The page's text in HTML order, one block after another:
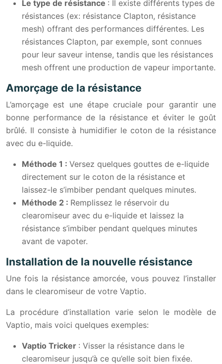
Le type de résistance : Il existe différents types de
résistances (ex: résistance Clapton, résistance
mesh) offrant des performances différentes. Les
résistances Clapton, par exemple, sont connues
pour leur saveur intense, tandis que les résistances
mesh offrent une production de vapeur importante.
Amorçage de la résistance
L’amorçage est une étape cruciale pour garantir une
bonne performance de la résistance et éviter le goût
brûlé. Il consiste à humidifier le coton de la résistance
avec du e-liquide.
Méthode 1 : Versez quelques gouttes de e-liquide
directement sur le coton de la résistance et
laissez-le s’imbiber pendant quelques minutes.
Méthode 2 : Remplissez le réservoir du
clearomiseur avec du e-liquide et laissez la
résistance s’imbiber pendant quelques minutes
avant de vapoter.
Installation de la nouvelle résistance
Une fois la résistance amorcée, vous pouvez l’installer
dans le clearomiseur de votre Vaptio.
La procédure d’installation varie selon le modèle de
Vaptio, mais voici quelques exemples:
Vaptio Tricker : Visser la résistance dans le
clearomiseur jusqu’à ce qu’elle soit bien fixée.